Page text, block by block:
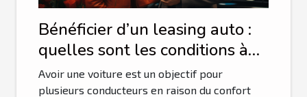
Bénéficier d’un leasing auto :
quelles sont les conditions à
remplir ?
Avoir une voiture est un objectif pour
plusieurs conducteurs en raison du confort